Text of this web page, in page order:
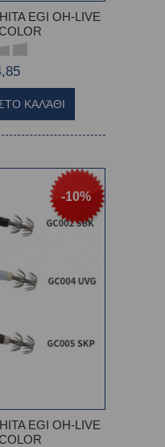
EGI OH-LIVE
-10%
EGI OH-LIVE